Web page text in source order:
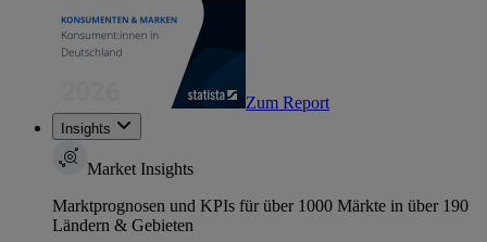
Zum Report
Insights
Market Insights
Marktprognosen und KPIs für über 1000 Märkte in über 190
Ländern & Gebieten